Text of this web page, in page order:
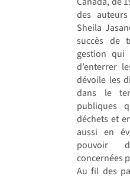
des
Sheila
succès de
gestion qui
d’enterrer
dévoile les
dans le
publiques
déchets et
aussi en
pouvoir
concernées
Au fil des